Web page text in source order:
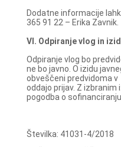
Dodatne informacije
365 91 22 – Erika Zavnik.
VI. Odpiranje vlog in
Odpiranje vlog bo
ne bo javno. O izidu
obveščeni predvidoma
oddajo prijav. Z izbranim
pogodba o sofinanciranju.
Številka: 41031-4/2018